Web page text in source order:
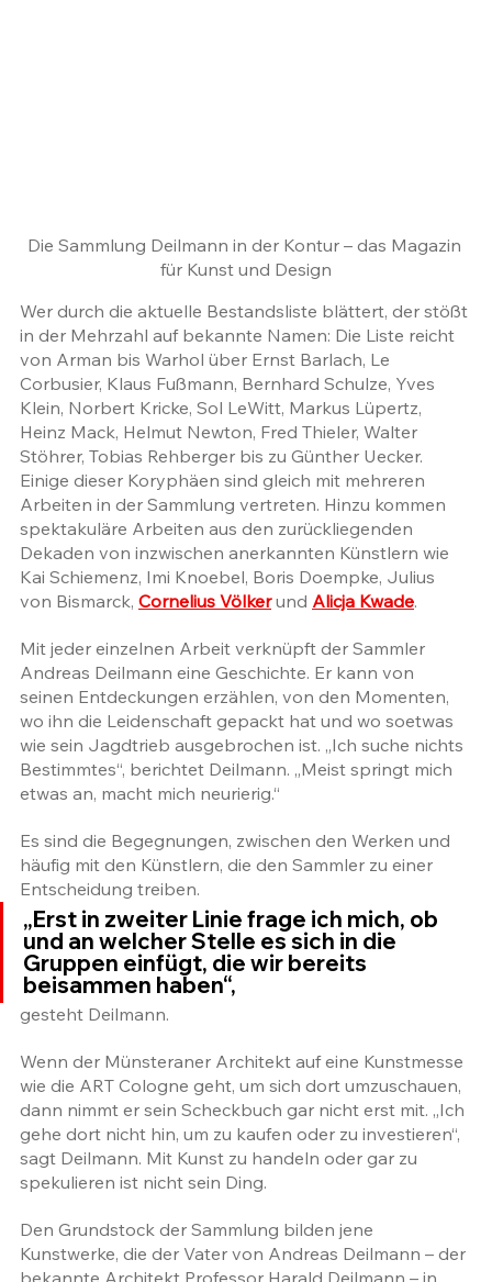
Die Sammlung Deilmann in der Kontur – das Magazin
für Kunst und Design
Wer durch die aktuelle Bestandsliste blättert, der stößt
in der Mehrzahl auf bekannte Namen: Die Liste reicht
von Arman bis Warhol über Ernst Barlach, Le
Corbusier, Klaus Fußmann, Bernhard Schulze, Yves
Klein, Norbert Kricke, Sol LeWitt, Markus Lüpertz,
Heinz Mack, Helmut Newton, Fred Thieler, Walter
Stöhrer, Tobias Rehberger bis zu Günther Uecker.
Einige dieser Koryphäen sind gleich mit mehreren
Arbeiten in der Sammlung vertreten. Hinzu kommen
spektakuläre Arbeiten aus den zurückliegenden
Dekaden von inzwischen anerkannten Künstlern wie
Kai Schiemenz, Imi Knoebel, Boris Doempke, Julius
von Bismarck, Cornelius Völker und Alicja Kwade.
Mit jeder einzelnen Arbeit verknüpft der Sammler
Andreas Deilmann eine Geschichte. Er kann von
seinen Entdeckungen erzählen, von den Momenten,
wo ihn die Leidenschaft gepackt hat und wo soetwas
wie sein Jagdtrieb ausgebrochen ist. „Ich suche nichts
Bestimmtes“, berichtet Deilmann. „Meist springt mich
etwas an, macht mich neurierig.“
Es sind die Begegnungen, zwischen den Werken und
häufig mit den Künstlern, die den Sammler zu einer
Entscheidung treiben.
„Erst in zweiter Linie frage ich mich, ob
und an welcher Stelle es sich in die
Gruppen einfügt, die wir bereits
beisammen haben“,
gesteht Deilmann.
Wenn der Münsteraner Architekt auf eine Kunstmesse
wie die ART Cologne geht, um sich dort umzuschauen,
dann nimmt er sein Scheckbuch gar nicht erst mit. „Ich
gehe dort nicht hin, um zu kaufen oder zu investieren“,
sagt Deilmann. Mit Kunst zu handeln oder gar zu
spekulieren ist nicht sein Ding.
Den Grundstock der Sammlung bilden jene
Kunstwerke, die der Vater von Andreas Deilmann – der